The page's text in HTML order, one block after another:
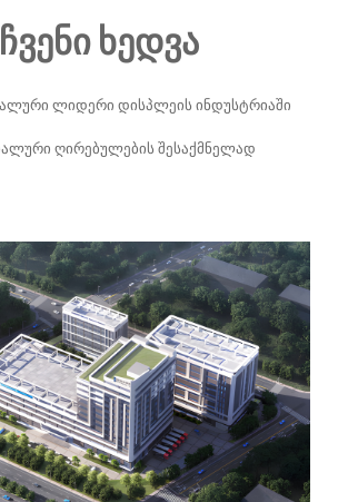
ჩვენი ხედვა
ლიდერი დისპლეის ინდუსტრიაში
ღირებულების შესაქმნელად